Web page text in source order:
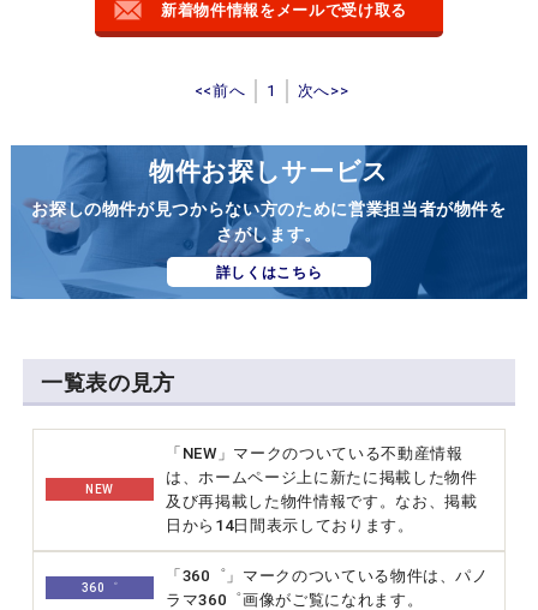
新着物件情報をメールで受け取る
<<前へ 1 次へ>>
物件お探しサービス
お探しの物件が見つからない方のために営業担当者が物件を
さがします。
詳しくはこちら
一覧表の見方
NEW
「NEW」マークのついている不動産情報
は、ホームページ上に新たに掲載した物件
及び再掲載した物件情報です。なお、掲載
日から14日間表示しております。
360゜
「360゜」マークのついている物件は、パノ
ラマ360゜画像がご覧になれます。